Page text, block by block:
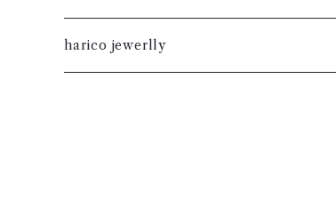
S
XL
暮染
harico jewerlly